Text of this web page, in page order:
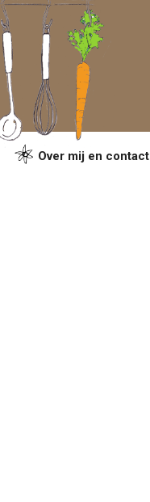
Over mij en contact